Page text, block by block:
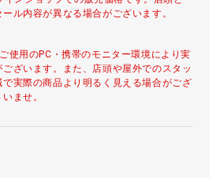
ル内容が異なる場合がございます。
使用のPC・携帯のモニター環境により実
ざいます。また、店頭や屋外でのスタッ
実際の商品より明るく見える場合がござ
ませ。